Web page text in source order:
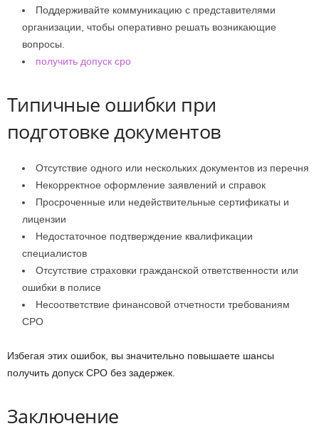
Поддерживайте коммуникацию с представителями
организации, чтобы оперативно решать возникающие
вопросы.
получить допуск сро
Типичные ошибки при
подготовке документов
Отсутствие одного или нескольких документов из перечня
Некорректное оформление заявлений и справок
Просроченные или недействительные сертификаты и
лицензии
Недостаточное подтверждение квалификации
специалистов
Отсутствие страховки гражданской ответственности или
ошибки в полисе
Несоответствие финансовой отчетности требованиям
СРО
Избегая этих ошибок, вы значительно повышаете шансы
получить допуск СРО без задержек.
Заключение